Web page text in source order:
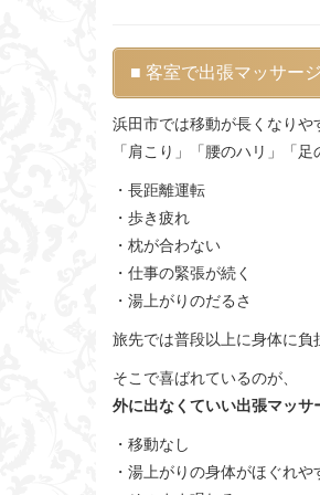
■ 客室で出張マッサー
浜田市では移動が長くなりや
「肩こり」「腰のハリ」「
・長距離運転
・歩き疲れ
・枕が合わない
・仕事の緊張が続く
・湯上がりのだるさ
旅先では普段以上に身体に負
そこで喜ばれているのが、
外に出なくていい出張マッサ
・移動なし
・湯上がりの身体がほぐれや